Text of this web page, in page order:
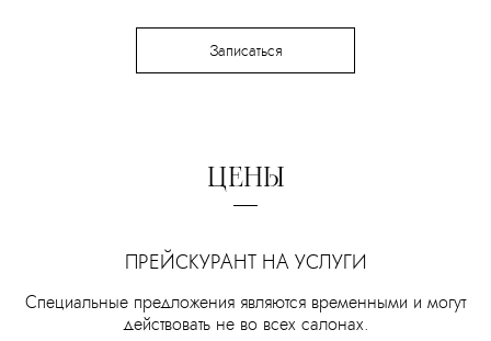
Записаться
ЦЕНЫ
ПРЕЙСКУРАНТ НА УСЛУГИ
Специальные предложения являются временными и могут
действовать не во всех салонах.